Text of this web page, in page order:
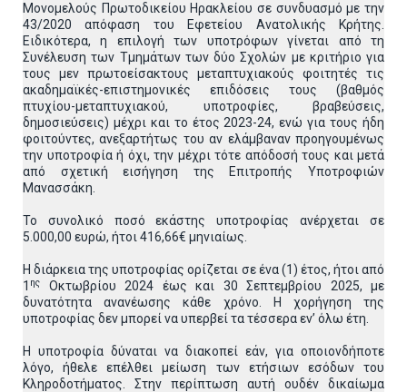
Μονομελούς Πρωτοδικείου Ηρακλείου σε συνδυασμό με την
43/2020 απόφαση του Εφετείου Ανατολικής Κρήτης.
Ειδικότερα, η επιλογή των υποτρόφων γίνεται από τη
Συνέλευση των Τμημάτων των δύο Σχολών με κριτήριο για
τους μεν πρωτοείσακτους μεταπτυχιακούς φοιτητές τις
ακαδημαϊκές-επιστημονικές επιδόσεις τους (βαθμός
πτυχίου-μεταπτυχιακού, υποτροφίες, βραβεύσεις,
δημοσιεύσεις) μέχρι και το έτος 2023-24, ενώ για τους ήδη
φοιτούντες, ανεξαρτήτως του αν ελάμβαναν προηγουμένως
την υποτροφία ή όχι, την μέχρι τότε απόδοσή τους και μετά
από σχετική εισήγηση της Επιτροπής Υποτροφιών
Μανασσάκη.
Το συνολικό ποσό εκάστης υποτροφίας ανέρχεται σε
5.000,00 ευρώ, ήτοι 416,66€ μηνιαίως.
Η διάρκεια της υποτροφίας ορίζεται σε ένα (1) έτος, ήτοι από
1 ης
Οκτωβρίου 2024 έως και 30 Σεπτεμβρίου 2025, με
δυνατότητα ανανέωσης κάθε χρόνο. Η χορήγηση της
υποτροφίας δεν μπορεί να υπερβεί τα τέσσερα εν’ όλω έτη.
Η υποτροφία δύναται να διακοπεί εάν, για οποιονδήποτε
λόγο, ήθελε επέλθει μείωση των ετήσιων εσόδων του
Κληροδοτήματος. Στην περίπτωση αυτή ουδέν δικαίωμα